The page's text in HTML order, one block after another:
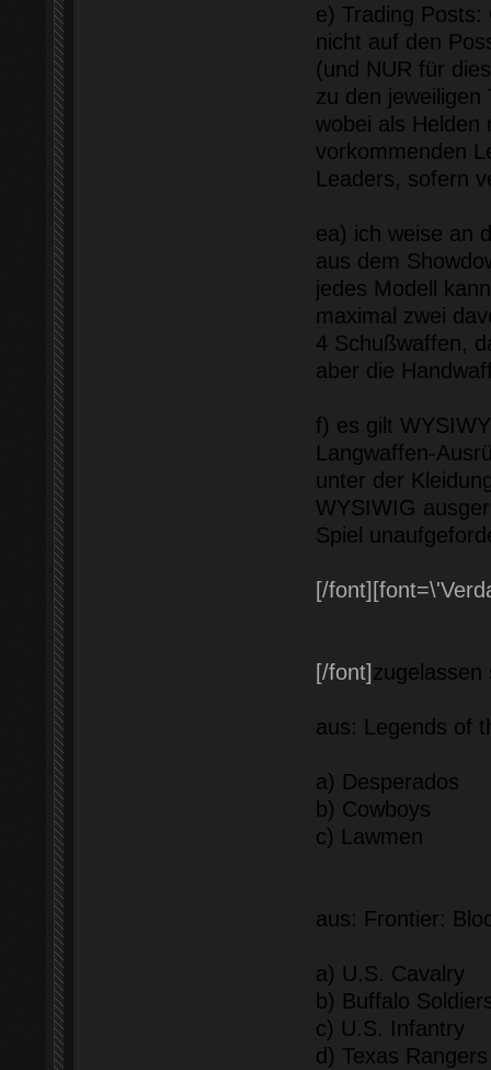
e) Trading
nicht auf den
(und NUR für
zu den
wobei als Helden
vorkommenden
Leaders, sofern
ea) ich weise an
aus dem
jedes Modell
maximal zwei
4 Schußwaffen,
aber die
f) es gilt
Langwaffen-
unter der
WYSIWIG
Spiel
[/font]
[/font]zugelassen
aus: Legends of
a) Desperados
b) Cowboys
c) Lawmen
aus: Frontier:
a) U.S. Cavalry
b) Buffalo
c) U.S. Infantry
d) Texas Rangers